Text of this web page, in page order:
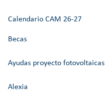
Calendario CAM 26-27
Becas
Ayudas proyecto fotovoltaicas
Alexia